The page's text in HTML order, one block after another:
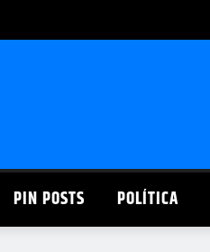
PIN POSTS POLÍTICA